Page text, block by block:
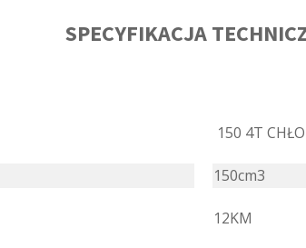
SPECYFIKACJA
150 4T
150cm3
12KM